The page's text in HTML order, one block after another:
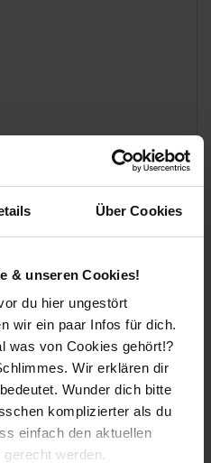
Über Cookies
& unseren Cookies!
du hier ungestört
wir ein paar Infos für dich.
was von Cookies gehört!?
Wir erklären dir
Wunder dich bitte
komplizierter als du
einfach den aktuellen
werden.
bei deiner
gut gefallen. Die TK ist eine
man als Azubi ein
Familie ist. Man erhält
sind, aber auch